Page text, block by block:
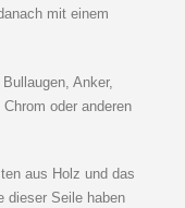
mit einem
Anker,
oder anderen
aus Holz und das
dieser Seile haben